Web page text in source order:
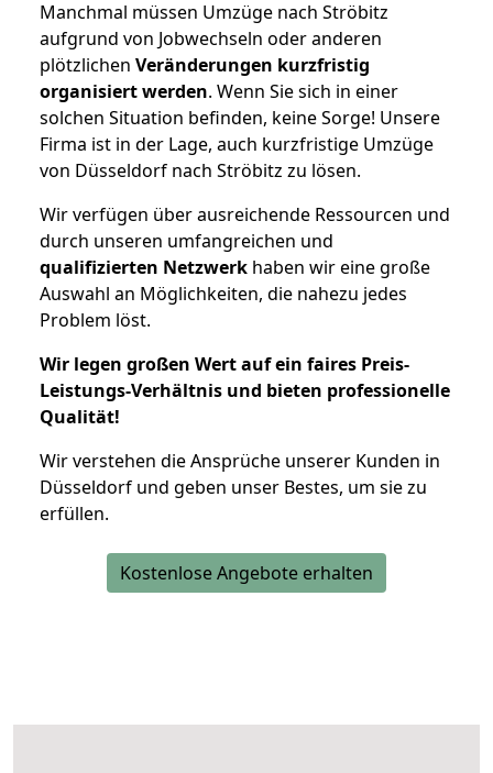
Manchmal müssen Umzüge nach Ströbitz
aufgrund von Jobwechseln oder anderen
plötzlichen Veränderungen kurzfristig
organisiert werden. Wenn Sie sich in einer
solchen Situation befinden, keine Sorge! Unsere
Firma ist in der Lage, auch kurzfristige Umzüge
von Düsseldorf nach Ströbitz zu lösen.
Wir verfügen über ausreichende Ressourcen und
durch unseren umfangreichen und
qualifizierten Netzwerk haben wir eine große
Auswahl an Möglichkeiten, die nahezu jedes
Problem löst.
Wir legen großen Wert auf ein faires Preis-
Leistungs-Verhältnis und bieten professionelle
Qualität!
Wir verstehen die Ansprüche unserer Kunden in
Düsseldorf und geben unser Bestes, um sie zu
erfüllen.
Kostenlose Angebote erhalten